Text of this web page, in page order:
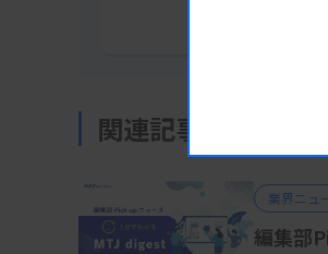
関連記事
業界ニュ
編集部